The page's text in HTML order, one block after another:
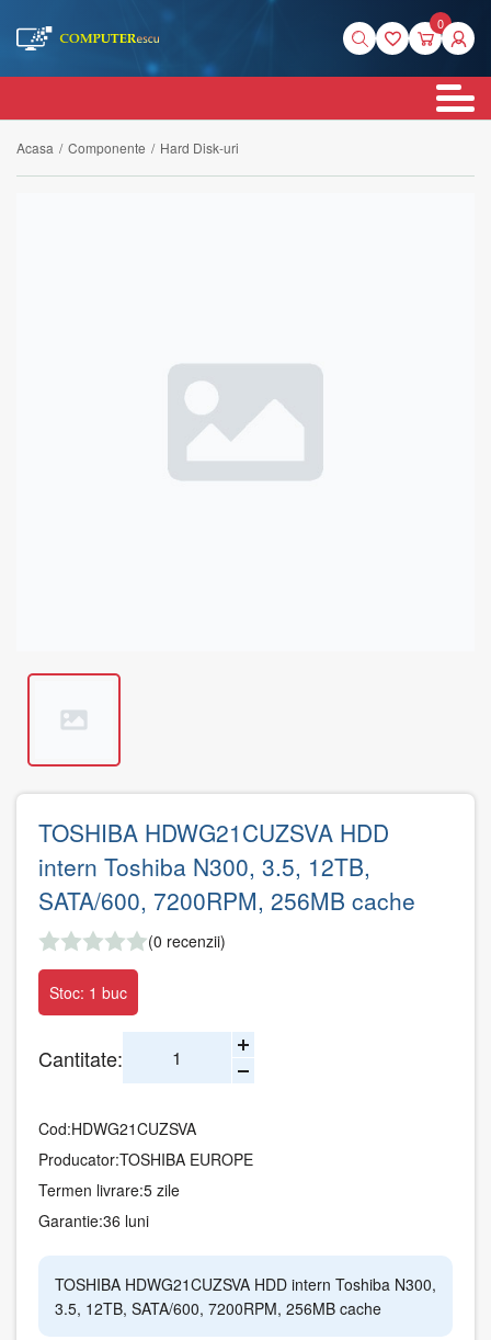
0
Acasa / Componente / Hard Disk-uri
TOSHIBA HDWG21CUZSVA HDD
intern Toshiba N300, 3.5, 12TB,
SATA/600, 7200RPM, 256MB cache
(0 recenzii)
Stoc: 1 buc
Cantitate:
Cod:HDWG21CUZSVA
Producator:TOSHIBA EUROPE
Termen livrare:5 zile
Garantie:36 luni
TOSHIBA HDWG21CUZSVA HDD intern Toshiba N300,
3.5, 12TB, SATA/600, 7200RPM, 256MB cache